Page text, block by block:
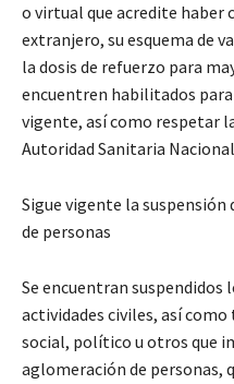
o virtual que acredite haber
extranjero, su esquema de
la dosis de refuerzo para
encuentren habilitados
vigente, así como respetar
Autoridad Sanitaria
Sigue vigente la
de personas
Se encuentran
actividades civiles, así
social, político u otros que
aglomeración de personas,